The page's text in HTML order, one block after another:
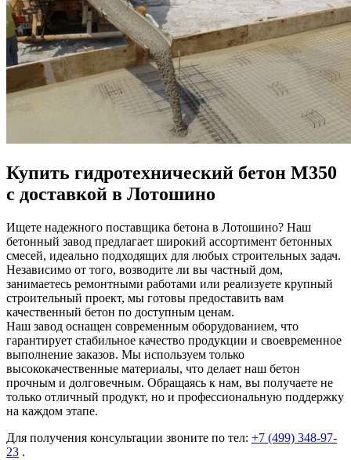
Купить гидротехнический бетон М350
с доставкой в Лотошино
Ищете надежного поставщика бетона в Лотошино? Наш
бетонный завод предлагает широкий ассортимент бетонных
смесей, идеально подходящих для любых строительных задач.
Независимо от того, возводите ли вы частный дом,
занимаетесь ремонтными работами или реализуете крупный
строительный проект, мы готовы предоставить вам
качественный бетон по доступным ценам.
Наш завод оснащен современным оборудованием, что
гарантирует стабильное качество продукции и своевременное
выполнение заказов. Мы используем только
высококачественные материалы, что делает наш бетон
прочным и долговечным. Обращаясь к нам, вы получаете не
только отличный продукт, но и профессиональную поддержку
на каждом этапе.
Для получения консультации звоните по тел: +7 (499) 348-97-
23 .